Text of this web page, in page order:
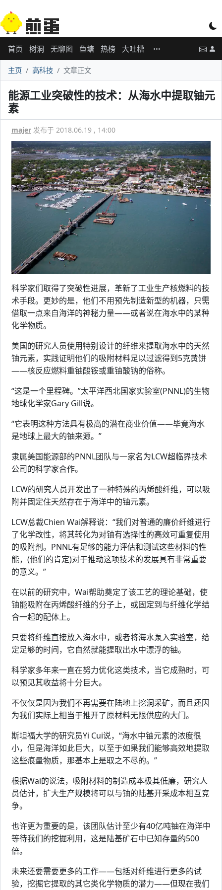
首页 树洞 无聊图 鱼塘 热榜 大吐槽
主页 高科技 文章正文
能源工业突破性的技术：从海水中提取铀元
素
majer 发布于 2018.06.19 , 14:00
科学家们取得了突破性进展，革新了工业生产核燃料的技
术手段。更妙的是，他们不用预先制造新型的机器，只需
借取一点来自海洋的神秘力量——或者说在海水中的某种
化学物质。
美国的研究人员使用特别设计的纤维来提取海水中的天然
铀元素，实践证明他们的吸附材料足以过滤得到5克黄饼
——核反应燃料重铀酸铵或重铀酸钠的俗称。
“这是一个里程碑。”太平洋西北国家实验室(PNNL)的生物
地球化学家Gary Gill说。
“它表明这种方法具有极高的潜在商业价值——毕竟海水
是地球上最大的铀来源。”
隶属美国能源部的PNNL团队与一家名为LCW超临界技术
公司的科学家合作。
LCW的研究人员开发出了一种特殊的丙烯酸纤维，可以吸
附并固定住天然存在于海洋中的铀元素。
LCW总裁Chien Wai解释说：“我们对普通的廉价纤维进行
了化学改性，将其转化为对铀有选择性的高效可重复使用
的吸附剂。PNNL有足够的能力评估和测试这些材料的性
能，(他们的肯定)对于推动这项技术的发展具有非常重要
的意义。”
在以前的研究中，Wai帮助奠定了该工艺的理论基础，使
铀能吸附在丙烯酸纤维的分子上，或固定到与纤维化学结
合一起的配体上。
只要将纤维直接放入海水中，或者将海水泵入实验室，给
定足够的时间，它自然就能提取出水中漂浮的铀。
科学家多年来一直在努力优化这类技术，当它成熟时，可
以预见其收益将十分巨大。
不仅仅是因为我们不再需要在陆地上挖洞采矿，而且还因
为我们实际上相当于推开了原材料无限供应的大门。
斯坦福大学的研究员Yi Cui说，“海水中铀元素的浓度很
小，但是海洋如此巨大，以至于如果我们能够高效地提取
这些痕量物质，那基本上是取之不尽的。”
根据Wai的说法，吸附材料的制造成本极其低廉，研究人
员估计，扩大生产规模将可以与铀的陆基开采成本相互竞
争。
也许更为重要的是，该团队估计至少有40亿吨铀在海洋中
等待我们的挖掘利用，这是陆基矿石中已知存量的500
倍。
未来还要需要更多的工作——包括对纤维进行更多的试
验，挖掘它提取的其它类化学物质的潜力——但现在我们